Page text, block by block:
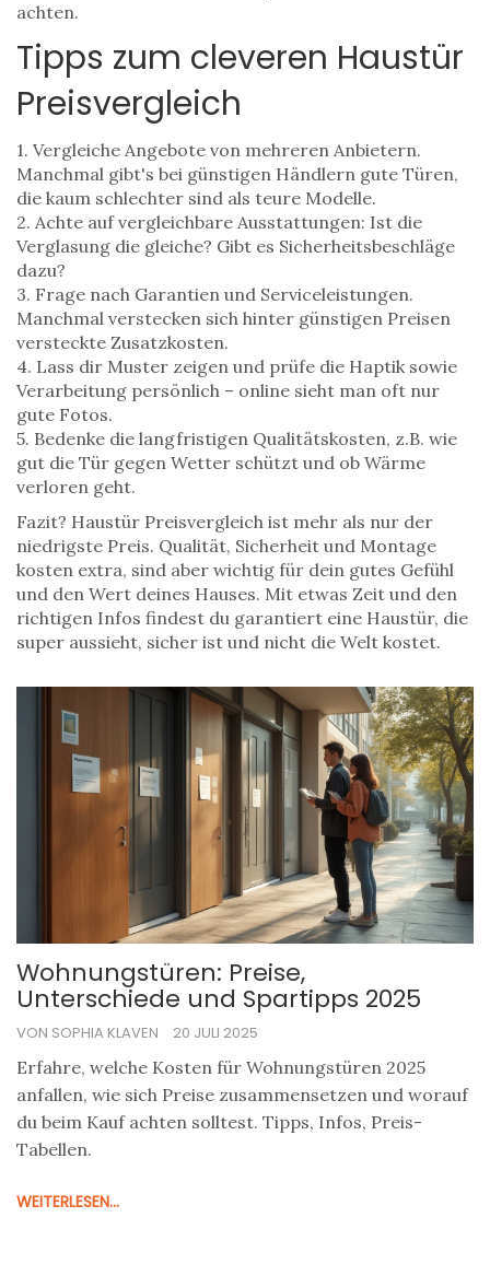
achten.
Tipps zum cleveren Haustür
Preisvergleich
1. Vergleiche Angebote von mehreren Anbietern.
Manchmal gibt's bei günstigen Händlern gute Türen,
die kaum schlechter sind als teure Modelle.
2. Achte auf vergleichbare Ausstattungen: Ist die
Verglasung die gleiche? Gibt es Sicherheitsbeschläge
dazu?
3. Frage nach Garantien und Serviceleistungen.
Manchmal verstecken sich hinter günstigen Preisen
versteckte Zusatzkosten.
4. Lass dir Muster zeigen und prüfe die Haptik sowie
Verarbeitung persönlich – online sieht man oft nur
gute Fotos.
5. Bedenke die langfristigen Qualitätskosten, z.B. wie
gut die Tür gegen Wetter schützt und ob Wärme
verloren geht.
Fazit? Haustür Preisvergleich ist mehr als nur der
niedrigste Preis. Qualität, Sicherheit und Montage
kosten extra, sind aber wichtig für dein gutes Gefühl
und den Wert deines Hauses. Mit etwas Zeit und den
richtigen Infos findest du garantiert eine Haustür, die
super aussieht, sicher ist und nicht die Welt kostet.
Wohnungstüren: Preise,
Unterschiede und Spartipps 2025
VON SOPHIA KLAVEN 20 JULI 2025
Erfahre, welche Kosten für Wohnungstüren 2025
anfallen, wie sich Preise zusammensetzen und worauf
du beim Kauf achten solltest. Tipps, Infos, Preis-
Tabellen.
WEITERLESEN...